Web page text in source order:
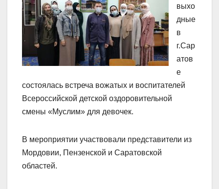
выхо
дные
в
г.Сар
атов
е
состоялась встреча вожатых и воспитателей
Всероссийской детской оздоровительной
смены «Муслим» для девочек.
В мероприятии участвовали представители из
Мордовии, Пензенской и Саратовской
областей.